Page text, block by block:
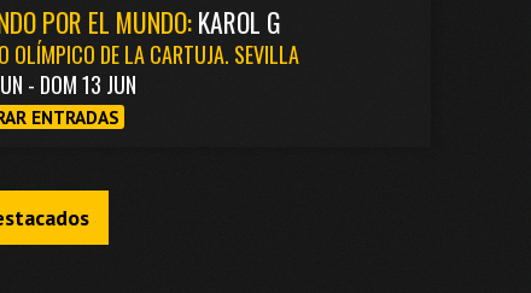
POR EL MUNDO:KAROL G
OLÍMPICO DE LA CARTUJA. SEVILLA
- DOM 13 JUN
ENTRADAS